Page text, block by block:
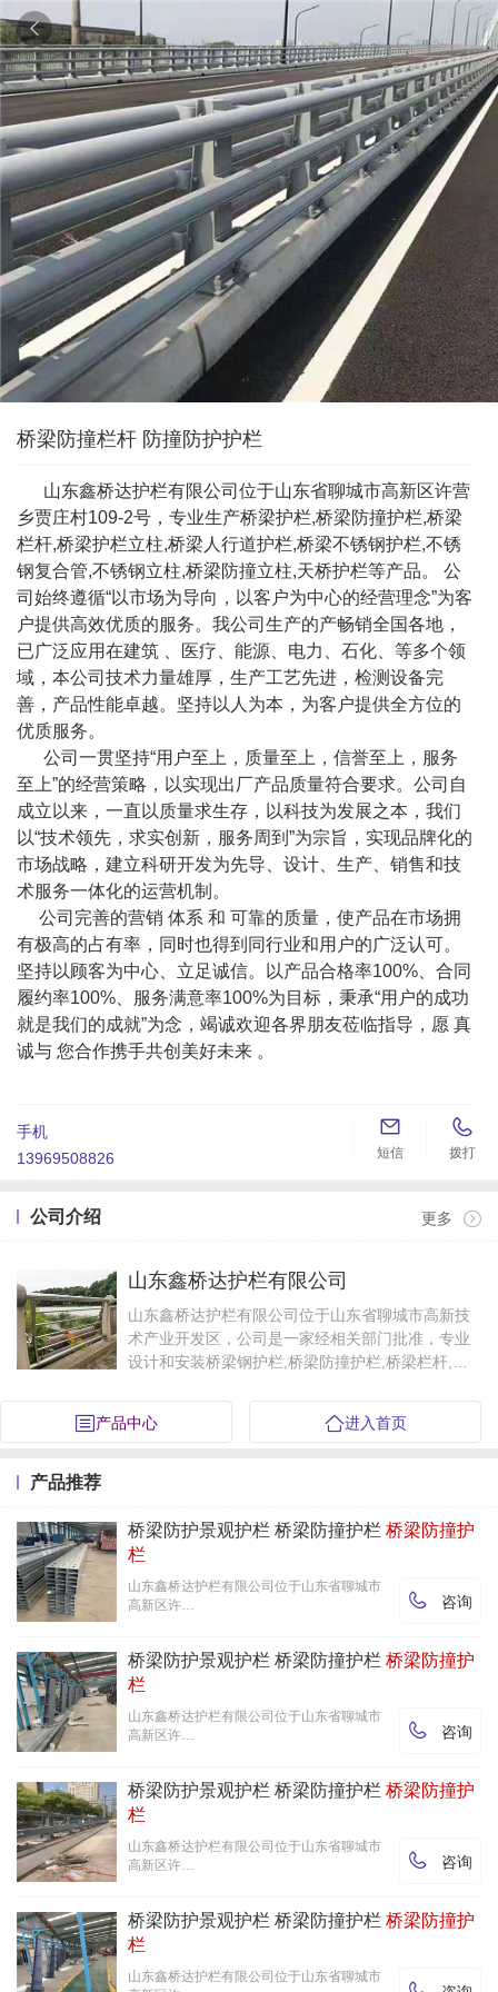

桥梁防撞栏杆 防撞防护护栏
山东鑫桥达护栏有限公司位于山东省聊城市高新区许营
乡贾庄村109-2号，专业生产桥梁护栏,桥梁防撞护栏,桥梁
栏杆,桥梁护栏立柱,桥梁人行道护栏,桥梁不锈钢护栏,不锈
钢复合管,不锈钢立柱,桥梁防撞立柱,天桥护栏等产品。 公
司始终遵循“以市场为导向，以客户为中心的经营理念”为客
户提供高效优质的服务。我公司生产的产畅销全国各地，
已广泛应用在建筑 、医疗、能源、电力、石化、等多个领
域，本公司技术力量雄厚，生产工艺先进，检测设备完
善，产品性能卓越。坚持以人为本，为客户提供全方位的
优质服务。
公司一贯坚持“用户至上，质量至上，信誉至上，服务
至上”的经营策略，以实现出厂产品质量符合要求。公司自
成立以来，一直以质量求生存，以科技为发展之本，我们
以“技术领先，求实创新，服务周到”为宗旨，实现品牌化的
市场战略，建立科研开发为先导、设计、生产、销售和技
术服务一体化的运营机制。
公司完善的营销 体系 和 可靠的质量，使产品在市场拥
有极高的占有率，同时也得到同行业和用户的广泛认可。
坚持以顾客为中心、立足诚信。以产品合格率100%、合同
履约率100%、服务满意率100%为目标，秉承“用户的成功
就是我们的成就”为念，竭诚欢迎各界朋友莅临指导，愿 真
诚与 您合作携手共创美好未来 。

拨打

短信
手机
13969508826
更多
公司介绍
山东鑫桥达护栏有限公司
山东鑫桥达护栏有限公司位于山东省聊城市高新技
术产业开发区，公司是一家经相关部门批准，专业
设计和安装桥梁钢护栏,桥梁防撞护栏,桥梁栏杆,桥
产品中心
进入首页
产品推荐
桥梁防护景观护栏 桥梁防撞护栏 桥梁防撞护
栏
 咨询
山东鑫桥达护栏有限公司位于山东省聊城市
高新区许…
桥梁防护景观护栏 桥梁防撞护栏 桥梁防撞护
栏
 咨询
山东鑫桥达护栏有限公司位于山东省聊城市
高新区许…
桥梁防护景观护栏 桥梁防撞护栏 桥梁防撞护
栏
 咨询
山东鑫桥达护栏有限公司位于山东省聊城市
高新区许…
桥梁防护景观护栏 桥梁防撞护栏 桥梁防撞护
栏
山东鑫桥达护栏有限公司位于山东省聊城市